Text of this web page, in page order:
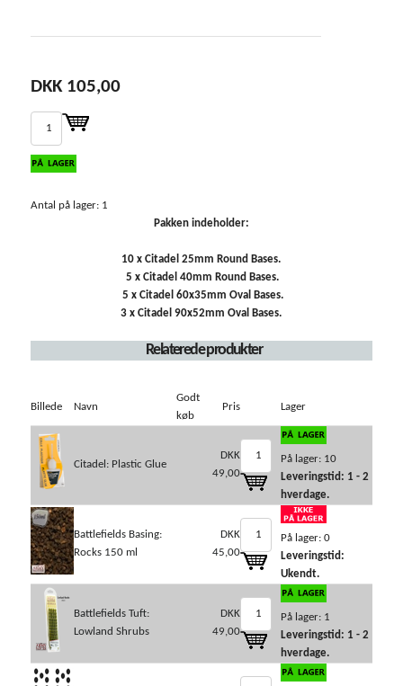
DKK 105,00
Antal på lager: 1
Pakken indeholder:
10 x Citadel 25mm Round Bases.
5 x Citadel 40mm Round Bases.
5 x Citadel 60x35mm Oval Bases.
3 x Citadel 90x52mm Oval Bases.
Relaterede produkter
Billede Navn
Godt
køb
Pris Lager
Citadel: Plastic Glue
DKK
49,00
På lager: 10
Leveringstid: 1 - 2
hverdage.
Battlefields Basing:
Rocks 150 ml
DKK
45,00
På lager: 0
Leveringstid:
Ukendt.
Battlefields Tuft:
Lowland Shrubs
DKK
49,00
På lager: 1
Leveringstid: 1 - 2
hverdage.